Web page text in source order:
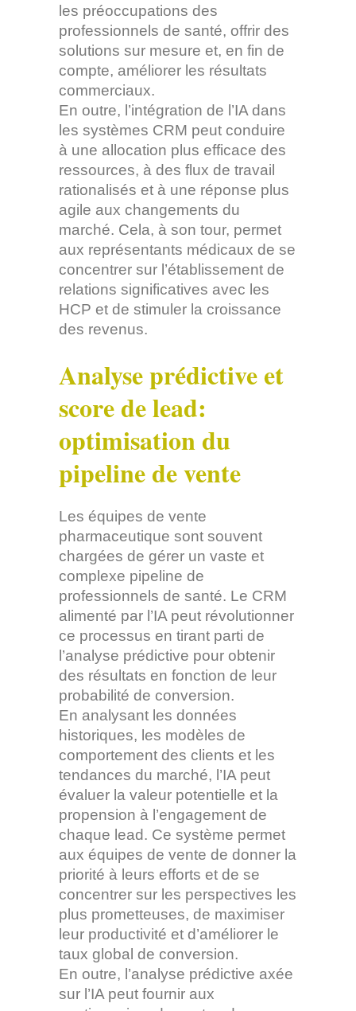
les préoccupations des
professionnels de santé, offrir des
solutions sur mesure et, en fin de
compte, améliorer les résultats
commerciaux.
En outre, l’intégration de l’IA dans
les systèmes CRM peut conduire
à une allocation plus efficace des
ressources, à des flux de travail
rationalisés et à une réponse plus
agile aux changements du
marché. Cela, à son tour, permet
aux représentants médicaux de se
concentrer sur l’établissement de
relations significatives avec les
HCP et de stimuler la croissance
des revenus.
Analyse prédictive et
score de lead:
optimisation du
pipeline de vente
Les équipes de vente
pharmaceutique sont souvent
chargées de gérer un vaste et
complexe pipeline de
professionnels de santé. Le CRM
alimenté par l’IA peut révolutionner
ce processus en tirant parti de
l’analyse prédictive pour obtenir
des résultats en fonction de leur
probabilité de conversion.
En analysant les données
historiques, les modèles de
comportement des clients et les
tendances du marché, l’IA peut
évaluer la valeur potentielle et la
propension à l’engagement de
chaque lead. Ce système permet
aux équipes de vente de donner la
priorité à leurs efforts et de se
concentrer sur les perspectives les
plus prometteuses, de maximiser
leur productivité et d’améliorer le
taux global de conversion.
En outre, l’analyse prédictive axée
sur l’IA peut fournir aux